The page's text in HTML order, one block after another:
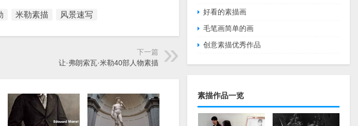
米勒素描 风景速写
下一篇
让·弗朗索瓦·米勒40部人物素描
好看的素描画
毛笔画简单的画
创意素描优秀作品
素描作品一览